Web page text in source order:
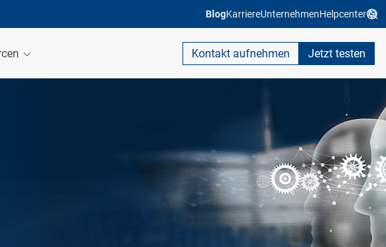
BlogKarriereUnternehmenHelpcenter
Kontakt aufnehmen Jetzt testen